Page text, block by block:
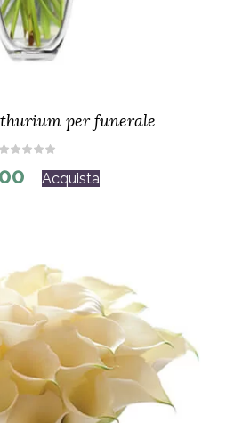
per funerale
Acquista